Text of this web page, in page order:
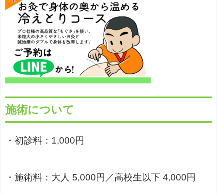
施術について
・初診料：1,000円
・施術料：大人 5,000円／高校生以下 4,000円